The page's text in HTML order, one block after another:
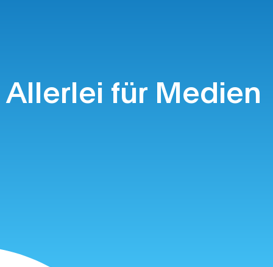
Allerlei für Medien